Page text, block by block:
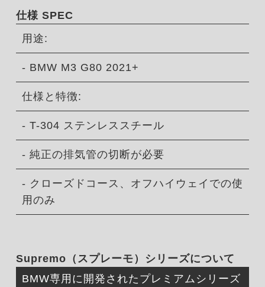
仕様 SPEC
用途:
- BMW M3 G80 2021+
仕様と特徴:
- T-304 ステンレススチール
- 純正の排気管の切断が必要
- クローズドコース、オフハイウェイでの使
用のみ
Supremo（スプレーモ）シリーズについて
BMW専用に開発されたプレミアムシリーズ